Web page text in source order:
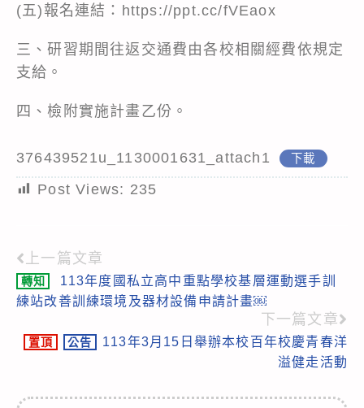
(五)報名連結：https://ppt.cc/fVEaox
三、研習期間往返交通費由各校相關經費依規定
支給。
四、檢附實施計畫乙份。
376439521u_1130001631_attach1 下載
Post Views: 235
Read
more
上一篇文章
轉知
113年度國私立高中重點學校基層運動選手訓
練站改善訓練環境及器材設備申請計畫￼
下一篇文章
置頂 公告
113年3月15日舉辦本校百年校慶青春洋
溢健走活動